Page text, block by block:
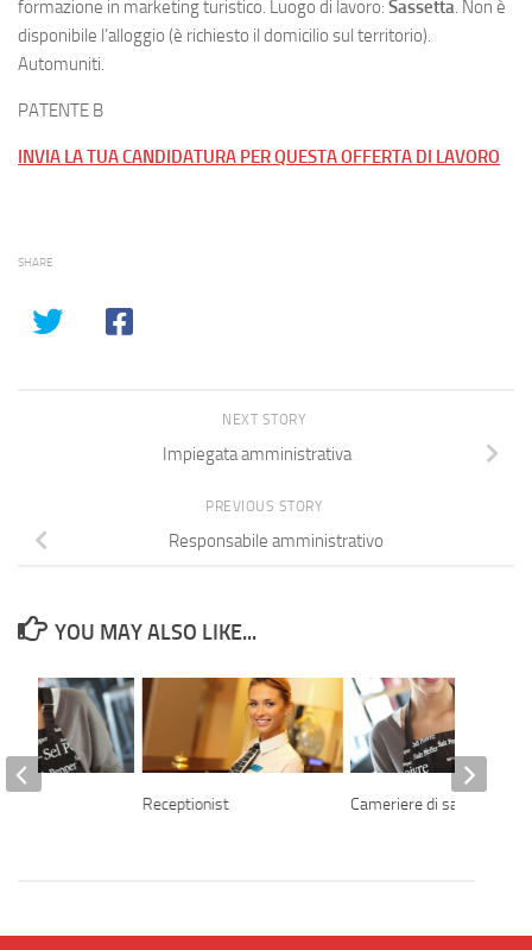
formazione in marketing turistico. Luogo di lavoro: Sassetta. Non è
disponibile l’alloggio (è richiesto il domicilio sul territorio).
Automuniti.
PATENTE B
INVIA LA TUA CANDIDATURA PER QUESTA OFFERTA DI LAVORO
SHARE
NEXT STORY
Impiegata amministrativa
PREVIOUS STORY
Responsabile amministrativo
YOU MAY ALSO LIKE...
Receptionist Cameriere di sala